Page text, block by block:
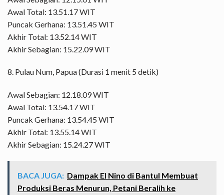
Awal Total: 13.51.17 WIT
Puncak Gerhana: 13.51.45 WIT
Akhir Total: 13.52.14 WIT
Akhir Sebagian: 15.22.09 WIT
8. Pulau Num, Papua (Durasi 1 menit 5 detik)
Awal Sebagian: 12.18.09 WIT
Awal Total: 13.54.17 WIT
Puncak Gerhana: 13.54.45 WIT
Akhir Total: 13.55.14 WIT
Akhir Sebagian: 15.24.27 WIT
BACA JUGA: Dampak El Nino di Bantul Membuat
Produksi Beras Menurun, Petani Beralih ke